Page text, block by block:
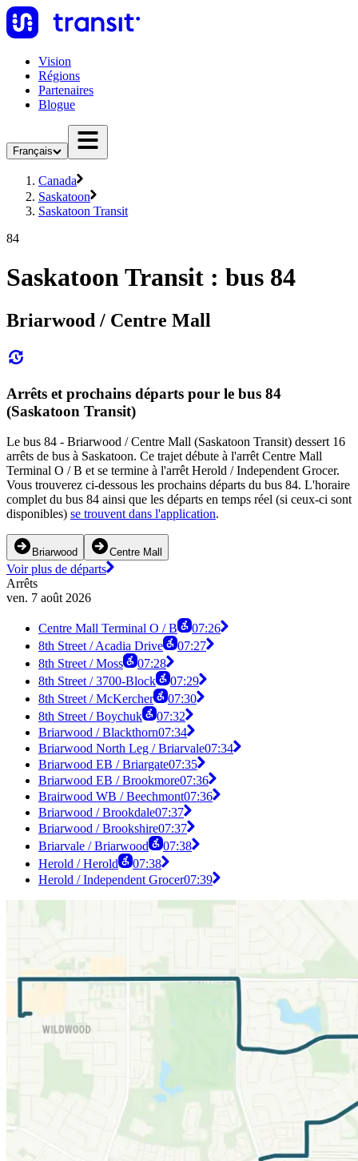
Vision
Régions
Partenaires
Blogue
Français
Canada
Saskatoon
Saskatoon Transit
84
Saskatoon Transit : bus 84
Briarwood / Centre Mall
Arrêts et prochains départs pour le bus 84
(Saskatoon Transit)
Le bus 84 - Briarwood / Centre Mall (Saskatoon Transit) dessert 16
arrêts de bus à Saskatoon. Ce trajet débute à l'arrêt Centre Mall
Terminal O / B et se termine à l'arrêt Herold / Independent Grocer.
Vous trouverez ci-dessous les prochains départs du bus 84. L'horaire
complet du bus 84 ainsi que les départs en temps réel (si ceux-ci sont
disponibles) se trouvent dans l'application.
Briarwood Centre Mall
Voir plus de départs
Arrêts
ven. 7 août 2026
Centre Mall Terminal O / B
07:26
8th Street / Acadia Drive
07:27
8th Street / Moss
07:28
8th Street / 3700-Block
07:29
8th Street / McKercher
07:30
8th Street / Boychuk
07:32
Briarwood / Blackthorn07:34
Briarwood North Leg / Briarvale07:34
Briarwood EB / Briargate07:35
Briarwood EB / Brookmore07:36
Brairwood WB / Beechmont07:36
Briarwood / Brookdale07:37
Briarwood / Brookshire07:37
Briarvale / Briarwood
07:38
Herold / Herold
07:38
Herold / Independent Grocer07:39